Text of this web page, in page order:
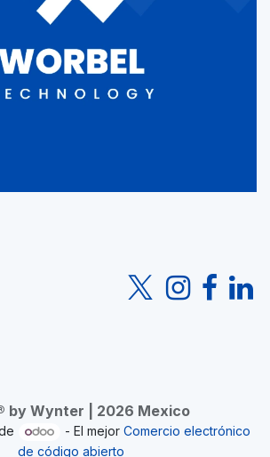
by Wynter | 2026 Mexico
- El mejor Comercio electrónico
de código abierto